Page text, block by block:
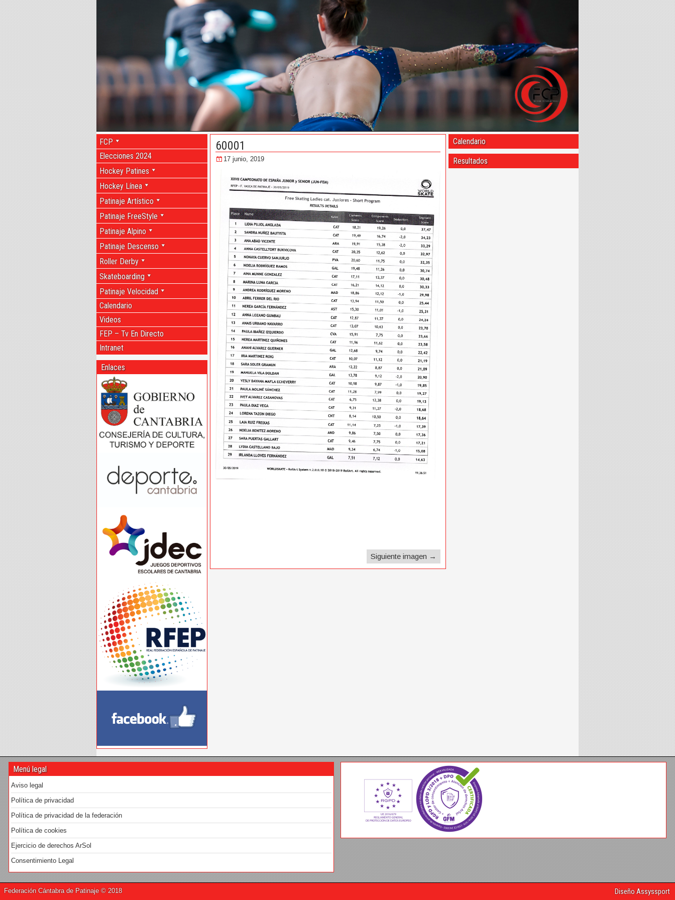
60001
17 junio, 2019
Siguiente imagen →
FCP
Elecciones 2024
Hockey Patines
Hockey Línea
Patinaje Artístico
Patinaje FreeStyle
Patinaje Alpino
Patinaje Descenso
Roller Derby
Skateboarding
Patinaje Velocidad
Calendario
Videos
FEP – Tv En Directo
Intranet
Enlaces
Calendario
Resultados
Menú legal
Aviso legal
Política de privacidad
Política de privacidad de la federación
Política de cookies
Ejercicio de derechos ArSol
Consentimiento Legal
Federación Cántabra de Patinaje © 2018 Diseño Assyssport